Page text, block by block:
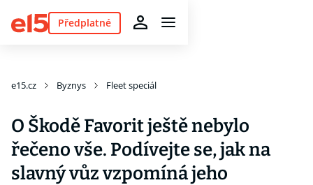
Předplatné
e15.cz Byznys Fleet speciál
O Škodě Favorit ještě nebylo
řečeno vše. Podívejte se, jak na
slavný vůz vzpomíná jeho